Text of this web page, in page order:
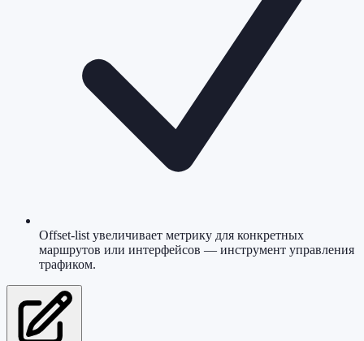
Offset-list увеличивает метрику для конкретных
маршрутов или интерфейсов — инструмент управления
трафиком.